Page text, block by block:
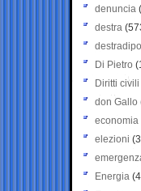
denuncia
destra
Di Pietro
Diritti civili
don Gallo
economia
elezioni
Energia